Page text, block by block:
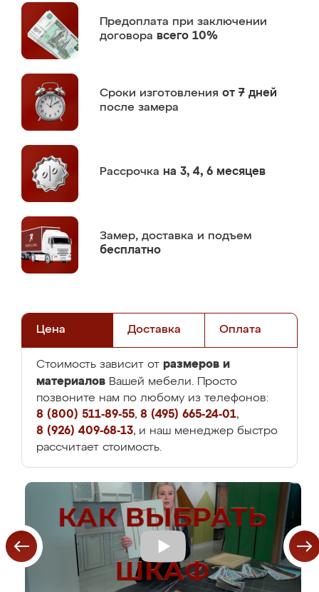
Предоплата при заключении
договора всего 10%
Сроки изготовления от 7 дней
после замера
Рассрочка на 3, 4, 6 месяцев
Замер, доставка и подъем
бесплатно
Цена Доставка Оплата
Стоимость зависит от размеров и
материалов Вашей мебели. Просто
позвоните нам по любому из телефонов:
8 (800) 511-89-55, 8 (495) 665-24-01,
8 (926) 409-68-13, и наш менеджер быстро
рассчитает стоимость.